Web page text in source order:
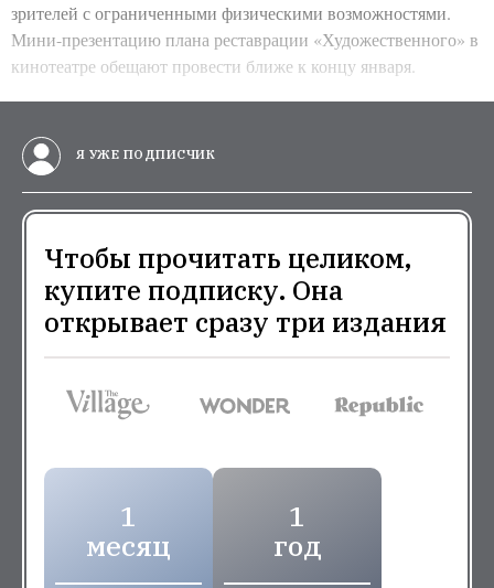
зрителей с ограниченными физическими возможностями.
Мини-презентацию плана реставрации «Художественного» в
кинотеатре обещают провести ближе к концу января.
Я УЖЕ ПОДПИСЧИК
Чтобы прочитать целиком,
купите подписку. Она
открывает сразу три издания
1
месяц
1
год